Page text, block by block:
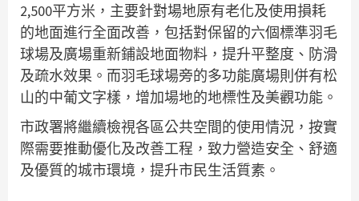
2,500平方米，主要針對場地原有老化及使用損耗
的地面進行全面改善，包括對保留的六個標準羽毛
球場及廣場重新鋪設地面物料，提升平整度、防滑
及疏水效果。而羽毛球場旁的多功能廣場則併有松
山的中葡文字樣，增加場地的地標性及美觀功能。
市政署將繼續檢視各區公共空間的使用情況，按實
際需要推動優化及改善工程，致力營造安全、舒適
及優質的城市環境，提升市民生活質素。